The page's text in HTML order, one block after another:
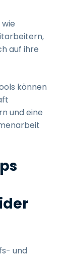
auf ihre
können
und eine
und